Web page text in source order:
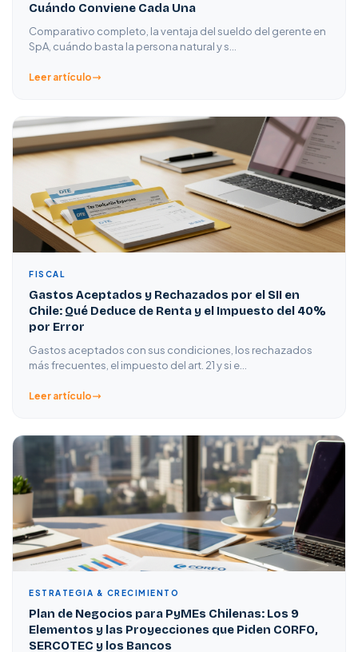
Cuándo Conviene Cada Una
Comparativo completo, la ventaja del sueldo del gerente en
SpA, cuándo basta la persona natural y s…
Leer artículo
FISCAL
Gastos Aceptados y Rechazados por el SII en
Chile: Qué Deduce de Renta y el Impuesto del 40%
por Error
Gastos aceptados con sus condiciones, los rechazados
más frecuentes, el impuesto del art. 21 y si e…
Leer artículo
ESTRATEGIA & CRECIMIENTO
Plan de Negocios para PyMEs Chilenas: Los 9
Elementos y las Proyecciones que Piden CORFO,
SERCOTEC y los Bancos